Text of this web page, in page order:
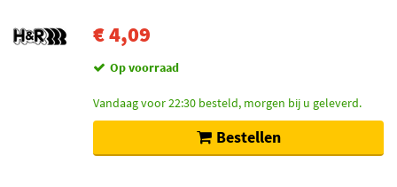
€ 4,09
Op voorraad
Vandaag voor 22:30 besteld, morgen bij u geleverd.
Bestellen